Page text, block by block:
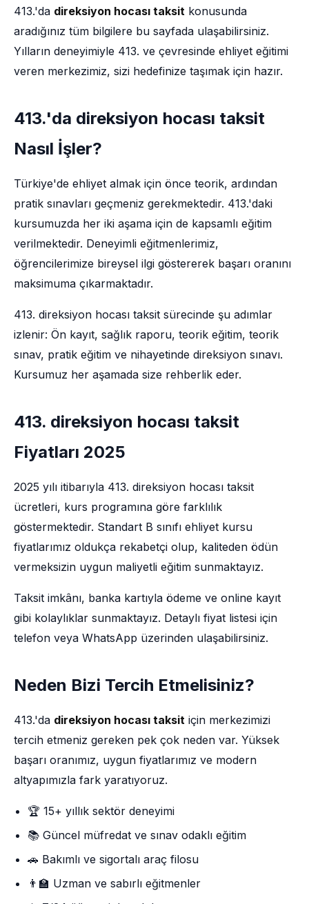
413.'da direksiyon hocası taksit konusunda
aradığınız tüm bilgilere bu sayfada ulaşabilirsiniz.
Yılların deneyimiyle 413. ve çevresinde ehliyet eğitimi
veren merkezimiz, sizi hedefinize taşımak için hazır.
413.'da direksiyon hocası taksit
Nasıl İşler?
Türkiye'de ehliyet almak için önce teorik, ardından
pratik sınavları geçmeniz gerekmektedir. 413.'daki
kursumuzda her iki aşama için de kapsamlı eğitim
verilmektedir. Deneyimli eğitmenlerimiz,
öğrencilerimize bireysel ilgi göstererek başarı oranını
maksimuma çıkarmaktadır.
413. direksiyon hocası taksit sürecinde şu adımlar
izlenir: Ön kayıt, sağlık raporu, teorik eğitim, teorik
sınav, pratik eğitim ve nihayetinde direksiyon sınavı.
Kursumuz her aşamada size rehberlik eder.
413. direksiyon hocası taksit
Fiyatları 2025
2025 yılı itibarıyla 413. direksiyon hocası taksit
ücretleri, kurs programına göre farklılık
göstermektedir. Standart B sınıfı ehliyet kursu
fiyatlarımız oldukça rekabetçi olup, kaliteden ödün
vermeksizin uygun maliyetli eğitim sunmaktayız.
Taksit imkânı, banka kartıyla ödeme ve online kayıt
gibi kolaylıklar sunmaktayız. Detaylı fiyat listesi için
telefon veya WhatsApp üzerinden ulaşabilirsiniz.
Neden Bizi Tercih Etmelisiniz?
413.'da direksiyon hocası taksit için merkezimizi
tercih etmeniz gereken pek çok neden var. Yüksek
başarı oranımız, uygun fiyatlarımız ve modern
altyapımızla fark yaratıyoruz.
🏆 15+ yıllık sektör deneyimi
📚 Güncel müfredat ve sınav odaklı eğitim
🚗 Bakımlı ve sigortalı araç filosu
👨‍🏫 Uzman ve sabırlı eğitmenler